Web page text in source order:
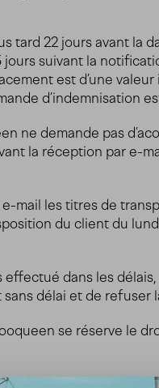
tard 22 jours avant la
suivant la
est d’une
d’indemnisation
ne demande pas
la réception par e-
les titres de
du client du
effectué dans les
délai et de refuser
se réserve le